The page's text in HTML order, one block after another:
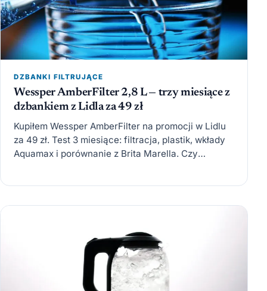
DZBANKI FILTRUJĄCE
Wessper AmberFilter 2,8 L — trzy miesiące z
dzbankiem z Lidla za 49 zł
Kupiłem Wessper AmberFilter na promocji w Lidlu
za 49 zł. Test 3 miesiące: filtracja, plastik, wkłady
Aquamax i porównanie z Brita Marella. Czy